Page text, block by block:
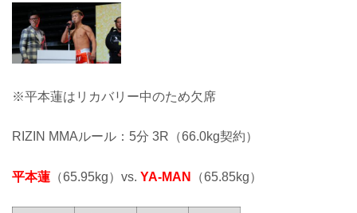
※平本蓮はリカバリー中のため欠席
RIZIN MMAルール：5分 3R（66.0kg契約）
平本蓮 （65.95kg）vs. YA-MAN （65.85kg）